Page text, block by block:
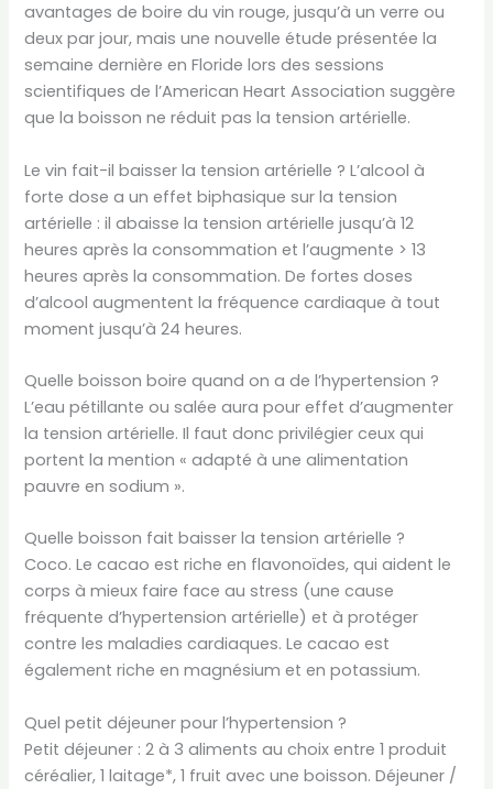
avantages de boire du vin rouge, jusqu’à un verre ou
deux par jour, mais une nouvelle étude présentée la
semaine dernière en Floride lors des sessions
scientifiques de l’American Heart Association suggère
que la boisson ne réduit pas la tension artérielle.
Le vin fait-il baisser la tension artérielle ? L’alcool à
forte dose a un effet biphasique sur la tension
artérielle : il abaisse la tension artérielle jusqu’à 12
heures après la consommation et l’augmente > 13
heures après la consommation. De fortes doses
d’alcool augmentent la fréquence cardiaque à tout
moment jusqu’à 24 heures.
Quelle boisson boire quand on a de l’hypertension ?
L’eau pétillante ou salée aura pour effet d’augmenter
la tension artérielle. Il faut donc privilégier ceux qui
portent la mention « adapté à une alimentation
pauvre en sodium ».
Quelle boisson fait baisser la tension artérielle ?
Coco. Le cacao est riche en flavonoïdes, qui aident le
corps à mieux faire face au stress (une cause
fréquente d’hypertension artérielle) et à protéger
contre les maladies cardiaques. Le cacao est
également riche en magnésium et en potassium.
Quel petit déjeuner pour l’hypertension ?
Petit déjeuner : 2 à 3 aliments au choix entre 1 produit
céréalier, 1 laitage*, 1 fruit avec une boisson. Déjeuner /